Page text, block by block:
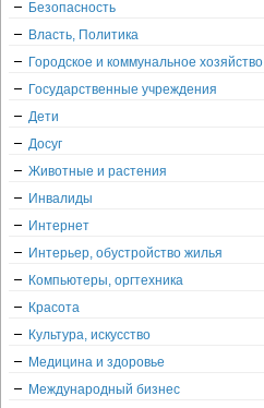
Безопасность
Власть, Политика
Городское и коммунальное хозяйство
Государственные учреждения
Дети
Досуг
Животные и растения
Инвалиды
Интернет
Интерьер, обустройство жилья
Компьютеры, оргтехника
Красота
Культура, искусство
Медицина и здоровье
Международный бизнес